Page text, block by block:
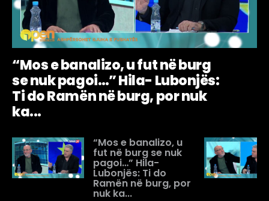
“Mos e banalizo, u fut në burg
se nuk pagoi…” Hila- Lubonjës:
Ti do Ramën në burg, por nuk
ka...
“Mos e banalizo, u
fut në burg se nuk
pagoi…” Hila-
Lubonjës: Ti do
Ramën në burg, por
nuk ka...